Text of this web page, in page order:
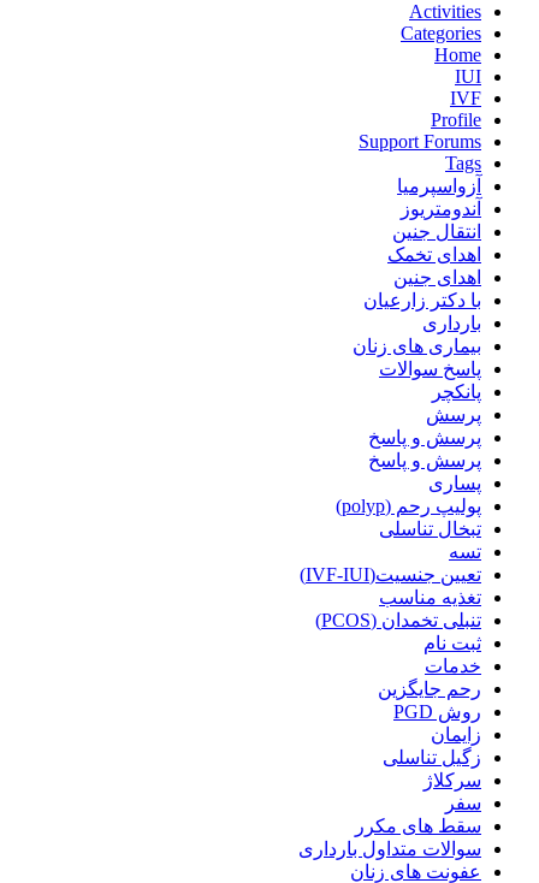
Activities
Categories
Home
IUI
IVF
Profile
Support Forums
Tags
آزواسپرمیا
آندومتریوز
انتقال جنین
اهدای تخمک
اهدای جنین
با دکتر زارعیان
بارداری
بیماری های زنان
پاسخ سوالات
پانکچر
پرسش
پرسش و پاسخ
پرسش و پاسخ
پساری
پولیپ رحم (polyp)
تبخال تناسلی
تسه
تعیین جنسیت(IVF-IUI)
تغذیه مناسب
تنبلی تخمدان (PCOS)
ثبت نام
خدمات
رحم جایگزین
روش PGD
زایمان
زگیل تناسلی
سرکلاژ
سفر
سقط های مکرر
سوالات متداول بارداری
عفونت های زنان